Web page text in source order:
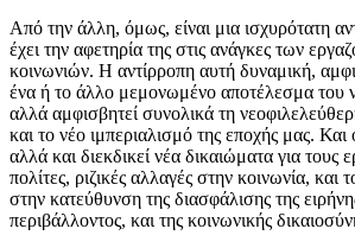
Από την άλλη, όμως, είναι μια ισχυρότατη
έχει την αφετηρία της στις ανάγκες των
κοινωνιών. Η αντίρροπη αυτή δυναμική,
ένα ή το άλλο μεμονωμένο αποτέλεσμα του
αλλά αμφισβητεί συνολικά τη
και το νέο ιμπεριαλισμό της εποχής μας. Και
αλλά και διεκδικεί νέα δικαιώματα για τους
πολίτες, ριζικές αλλαγές στην κοινωνία,
στην κατεύθυνση της διασφάλισης της
περιβάλλοντος, και της κοινωνικής